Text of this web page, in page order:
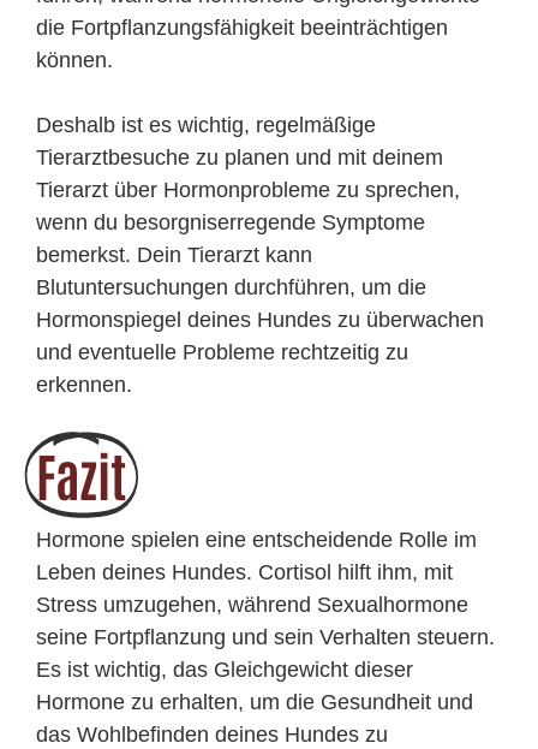
die Fortpflanzungsfähigkeit beeinträchtigen
können.
Deshalb ist es wichtig, regelmäßige
Tierarztbesuche zu planen und mit deinem
Tierarzt über Hormonprobleme zu sprechen,
wenn du besorgniserregende Symptome
bemerkst. Dein Tierarzt kann
Blutuntersuchungen durchführen, um die
Hormonspiegel deines Hundes zu überwachen
und eventuelle Probleme rechtzeitig zu
erkennen.
Fazit
Hormone spielen eine entscheidende Rolle im
Leben deines Hundes. Cortisol hilft ihm, mit
Stress umzugehen, während Sexualhormone
seine Fortpflanzung und sein Verhalten steuern.
Es ist wichtig, das Gleichgewicht dieser
Hormone zu erhalten, um die Gesundheit und
das Wohlbefinden deines Hundes zu